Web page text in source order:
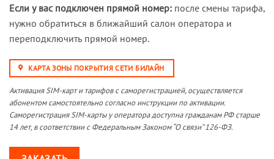
Если у вас подключен прямой номер: после смены тарифа,
нужно обратиться в ближайший салон оператора и
переподключить прямой номер.
КАРТА ЗОНЫ ПОКРЫТИЯ СЕТИ БИЛАЙН
Активация SIM-карт и тарифов с саморегистрацией, осуществляется
абонентом самостоятельно согласно инструкции по активации.
Саморегистрация SIM-карты у оператора доступна гражданам РФ старше
14 лет, в соответствии с Федеральным Законом “О связи” 126-ФЗ.